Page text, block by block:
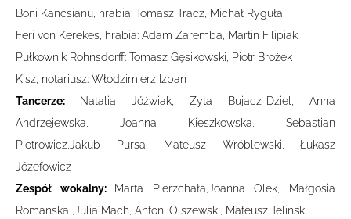
Boni Kancsianu, hrabia: Tomasz Tracz, Michał Ryguła
Feri von Kerekes, hrabia: Adam Zaremba, Martin Filipiak
Pułkownik Rohnsdorff: Tomasz Gęsikowski, Piotr Brożek
Kisz, notariusz: Włodzimierz Izban
Tancerze:
Natalia Jóźwiak, Zyta Bujacz-Dziel, Anna
Andrzejewska, Joanna Kieszkowska, Sebastian
Piotrowicz,Jakub Pursa, Mateusz Wróblewski, Łukasz
Józefowicz
Zespół wokalny:
Marta Pierzchała,Joanna Olek, Małgosia
Romańska ,Julia Mach, Antoni Olszewski, Mateusz Teliński